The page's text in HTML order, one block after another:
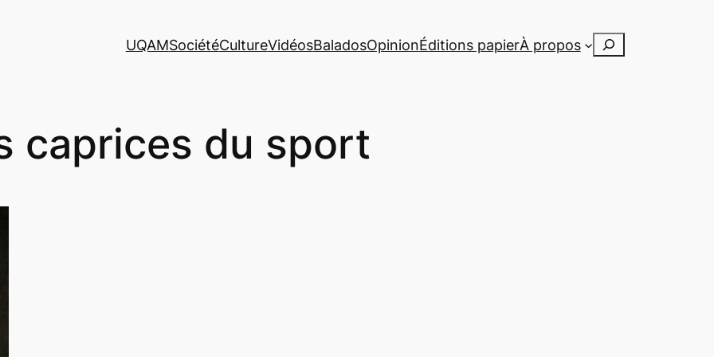
UQAMSociétéCultureVidéosBaladosOpinionÉditions papierÀ propos Rechercher
caprices du sport